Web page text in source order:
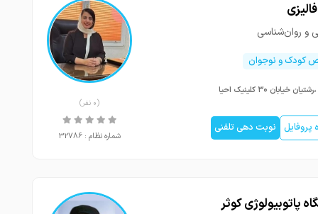
و روان‌شناسی
کودک و نوجوان
خیابان ۳۰ کلینیک احیا
نوبت دهی تلفنی
(0 نفر)
شماره نظام : 32786
پاتوبیولوژی کوثر